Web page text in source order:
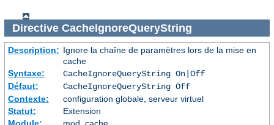
Directive CacheIgnoreQueryString
Description: Ignore la chaîne de paramètres lors de la mise en
cache
Syntaxe:
CacheIgnoreQueryString On|Off
Défaut:
CacheIgnoreQueryString Off
Contexte:
configuration globale, serveur virtuel
Statut:
Extension